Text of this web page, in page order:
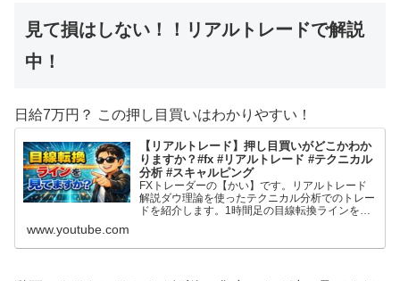
見て損はしない！！リアルトレードで解説
中！
日給7万円？ この押し目買いはわかりやすい！
【リアルトレード】押し目買いがどこかわか
りますか？#fx #リアルトレード #テクニカル
分析 #スキャルピング
FXトレーダーの【かい】です。リアルトレード
解説ダウ理論を使ったテクニカル分析でのトレー
ドを紹介します。1時間足の目線転換ラインを活
ードを客観的に見てみたいのと、トレード記録と
www.youtube.com